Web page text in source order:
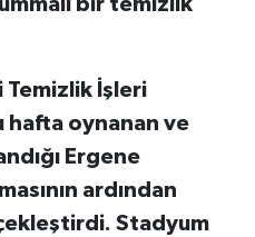
bir temizlik
İşleri
hafta oynanan ve
Ergene
ardından
Stadyum